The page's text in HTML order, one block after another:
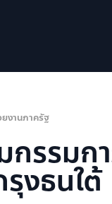
งานภาครัฐ
กรรม
งธนใต้